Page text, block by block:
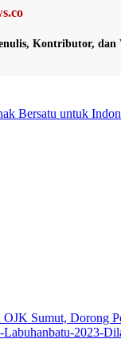
Kontributor, dan
Bersatu untuk
Sumut, Dorong